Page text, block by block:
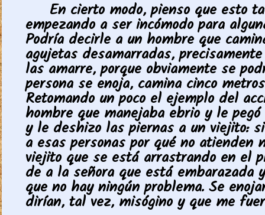
En cierto modo, pienso que esto
empezando a ser incómodo para
Podría decirle a un hombre que
agujetas desamarradas,
las amarre, porque obviamente se
persona se enoja, camina cinco
Retomando un poco el ejemplo del
hombre que manejaba ebrio y le
y le deshizo las piernas a un viejito:
a esas personas por qué no atienden
viejito que se está arrastrando en el
de a la señora que está embarazada
que no hay ningún problema. Se
dirían, tal vez, misógino y que me